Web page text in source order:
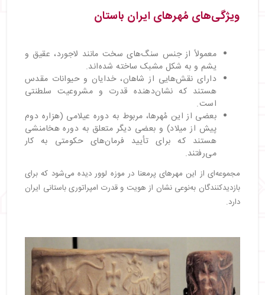
ویژگی‌های مُهرهای ایران باستان
معمولاً از جنس سنگ‌های سخت مانند لاجورد، عقیق و
یشم و به شکل مشبک ساخته شده‌اند.
دارای نقش‌هایی از شاهان، خدایان و حیوانات مقدس
هستند که نشان‌دهنده قدرت و مشروعیت سلطنتی
است.
بعضی از این مُهرها، مربوط به دوره عیلامی (هزاره دوم
پیش از میلاد) و بعضی دیگر متعلق به دوره هخامنشی
هستند که برای تأیید فرمان‌های حکومتی به کار
می‌رفتند.
مجموعه‌ای از این مهرهای پرمعنا در موزه لوور دیده می‌شود که برای
بازدیدکنندگان به‌نوعی نشان از هویت و قدرت امپراتوری باستانی ایران
دارد.